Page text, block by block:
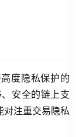
度隐私保护的
安全的链上支
对注重交易隐私